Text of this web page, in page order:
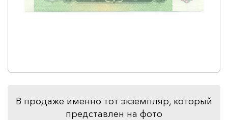
В продаже именно тот экземпляр, который
представлен на фото